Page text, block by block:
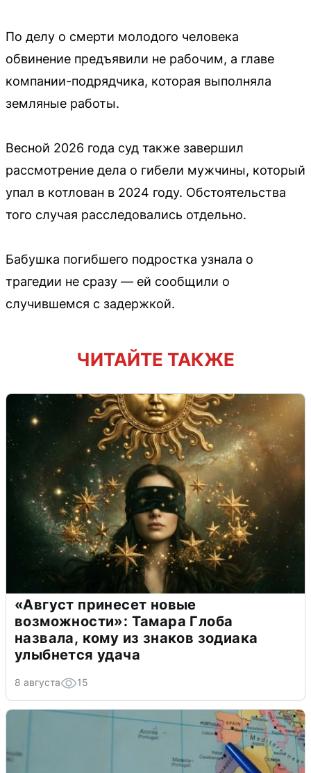
По делу о смерти молодого человека
обвинение предъявили не рабочим, а главе
компании-подрядчика, которая выполняла
земляные работы.
Весной 2026 года суд также завершил
рассмотрение дела о гибели мужчины, который
упал в котлован в 2024 году. Обстоятельства
того случая расследовались отдельно.
Бабушка погибшего подростка узнала о
трагедии не сразу — ей сообщили о
случившемся с задержкой.
ЧИТАЙТЕ ТАКЖЕ
«Август принесет новые
возможности»: Тамара Глоба
назвала, кому из знаков зодиака
улыбнется удача
8 августа 15